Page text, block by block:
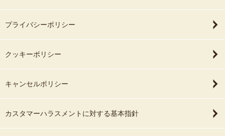
私の撮影では無理にポーズの指定や「笑って！」等の声掛けは行い
ません。
大切な人の前で見せる素敵な表情を引き出せるよう、
LGBT撮影もお気軽にご相談ください！
このような一文が無くとも「普通」に依頼ができる未来を願ってい
る1人です。
プライバシーポリシー
クッキーポリシー
キャンセルポリシー
カスタマーハラスメントに対する基本指針